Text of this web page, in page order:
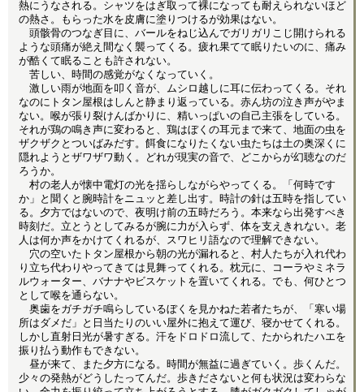
熱にうなされる。シャツをはぎ取って裸になっても耐えられないほど
の熱さ。もらった水を皮膚に塗りつけるが効果はない。
頭骸骨のつなぎ目に、バールをねじ込んでガリガリこじ開けられる
ような頭痛が絶え間なく襲ってくる。疲れ果てて眠りたいのに、痛み
が酷くて眠ることも許されない。
苦しい、時間の感覚がなくなっていく。
激しい雨が地面を叩く音が、ムシロ越しに耳に伝わってくる。それ
なのにトタン屋根はしんと静まり返っている。赤ん坊の泣き声がやま
ない。喉が張り裂けんばかりに、精いっぱいの自己主張をしている。
それが鶏の鳴き声に変わると、鶏はぼくの耳元まで来て、地面の虫を
ザクザクとついばみだす。餌食になりたくない虫たちは土の奥深くに
隠れようとザワザワ動く。どれが現実の音で、どこからが幻聴なのだ
ろうか。
村の老人が懐中電灯の光を揺らしながらやってくる。「何時です
か」と聞くと腕時計をニュッと差し出す。時計の針は五時を指してい
る。夕方ではないので、夜明け前の五時だろう。本来なら出発すべき
時刻だ。立とうとしてみるが腕に力が入らず、体を支えきれない。老
人は何か声をかけてくれるが、スワヒリ語なので理解できない。
穴の空いたトタン屋根から朝の光が漏れると、村人たちが入れ代わ
り立ち代わりやってきては見舞ってくれる。枕元に、コーラやミネラ
ルウォーター、バナナやビスケットを置いてくれる。でも、何ひとつ
として喉を通らない。
奥歯をガチガチ鳴らしているぼくを見かねた若者たちが、「寒い場
所はダメだ」と日当たりのいい屋外に抱えて運び、寝かせてくれる。
しかし直射日光が暑すぎる。汗をドロドロ流して、たかられたハエを
振り払う動作もできない。
昼が来て、また夕方になる。時間が無益に過ぎていく。歩くんだ。
少々の発熱がどうしたってんだ。歩きださないと何も状況は変わらな